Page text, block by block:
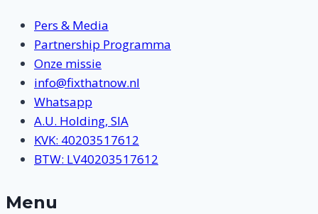
Pers & Media
Partnership Programma
Onze missie
info@fixthatnow.nl
Whatsapp
A.U. Holding, SIA
KVK: 40203517612
BTW: LV40203517612
Menu